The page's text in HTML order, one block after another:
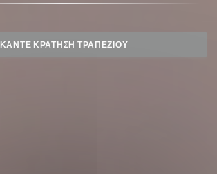
ΚΆΝΤΕ ΚΡΆΤΗΣΗ ΤΡΑΠΕΖΙΟΎ